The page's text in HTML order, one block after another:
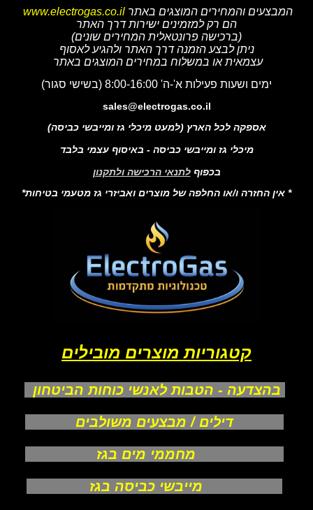
המבצעים והמחירים המוצגים באתר www.electrogas.co.il
הם רק למזמינים ישירות דרך האתר
(ברכישה פרונטאלית המחירים שונים)
ניתן לבצע הזמנה דרך האתר ולהגיע לאסוף
עצמאית או במשלוח במחירים המוצגים באתר
ימים ושעות פעילות א'-ה' 8:00-16:00 (בשישי סגור)
sales@electrogas.co.il
אספקה לכל הארץ (למעט מיכלי גז ומייבשי כביסה)
מיכלי גז ומייבשי כביסה - באיסוף עצמי בלבד
בכפוף לתנאי הרכישה ולתקנון
* אין החזרה ו/או החלפה של מוצרים ואביזרי גז מטעמי בטיחות*
קטגוריות מוצרים מובילים
בהצדעה - הטבות לאנשי כוחות הביטחון
דילים / מבצעים משולבים
מחממי מים בגז
מייבשי כביסה בגז